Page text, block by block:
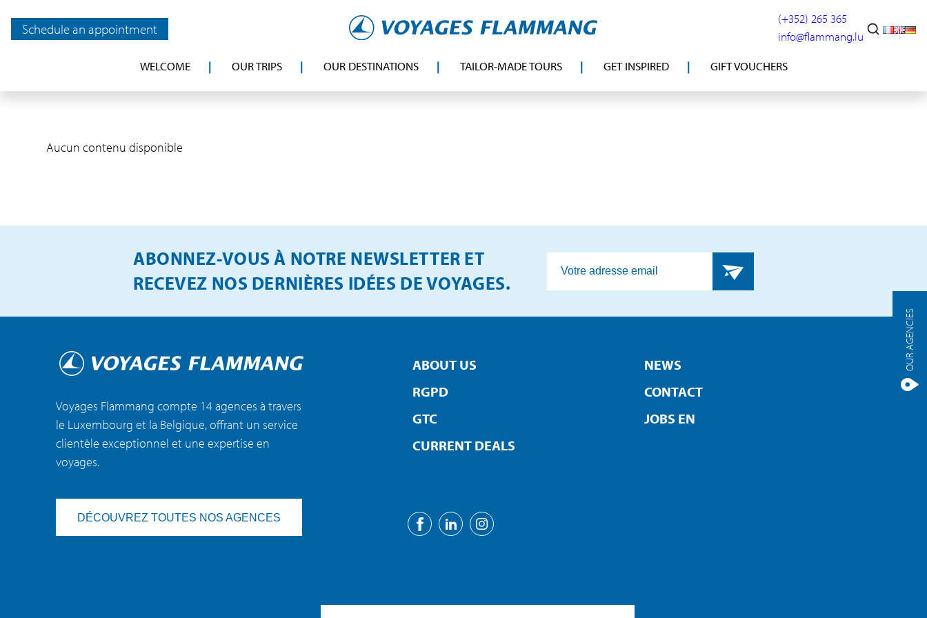
Schedule an appointment
(+352) 265 365
info@flammang.lu
OUR AGENCIES
WELCOME OUR TRIPS OUR DESTINATIONS TAILOR-MADE TOURS GET INSPIRED GIFT VOUCHERS
Aucun contenu disponible
ABONNEZ-VOUS À NOTRE NEWSLETTER ET
RECEVEZ NOS DERNIÈRES IDÉES DE VOYAGES.
Voyages Flammang compte 14 agences à travers
le Luxembourg et la Belgique, offrant un service
clientèle exceptionnel et une expertise en
voyages.
DÉCOUVREZ TOUTES NOS AGENCES
ABOUT US
NEWS
RGPD
CONTACT
GTC
JOBS EN
CURRENT DEALS